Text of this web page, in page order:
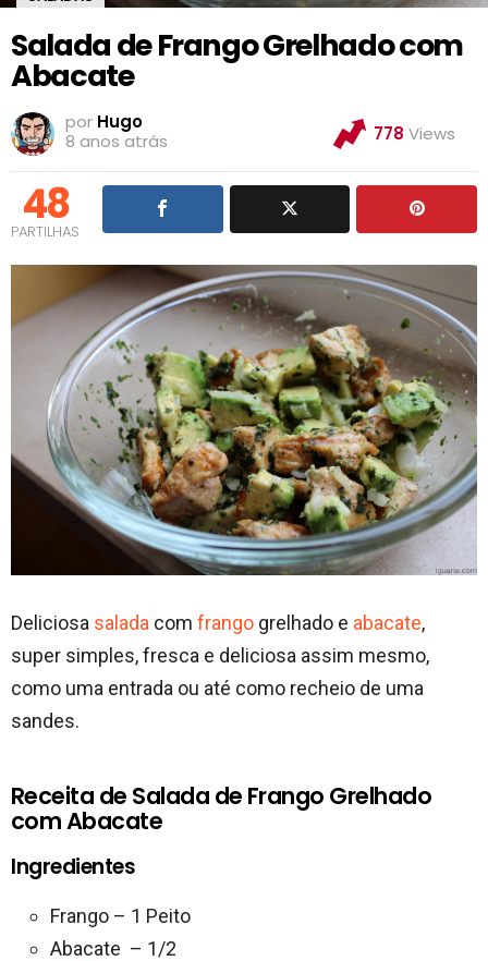
Salada de Frango Grelhado com
Abacate
por Hugo
8 anos atrás
778 Views
48
PARTILHAS
Deliciosa salada com frango grelhado e abacate,
super simples, fresca e deliciosa assim mesmo,
como uma entrada ou até como recheio de uma
sandes.
Receita de Salada de Frango Grelhado
com Abacate
Ingredientes
Frango – 1 Peito
Abacate – 1/2